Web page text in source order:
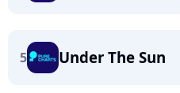
5 Under The Sun